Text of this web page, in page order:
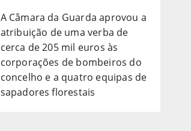
A Câmara da Guarda aprovou a
atribuição de uma verba de
cerca de 205 mil euros às
corporações de bombeiros do
concelho e a quatro equipas de
sapadores florestais